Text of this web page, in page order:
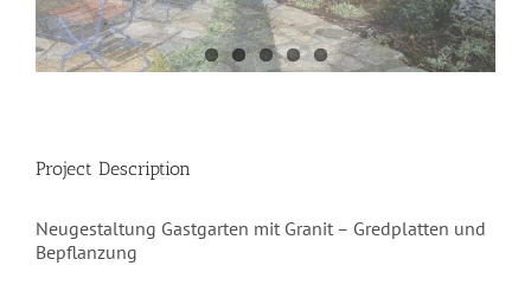
Project Description
Neugestaltung Gastgarten mit Granit – Gredplatten und
Bepflanzung